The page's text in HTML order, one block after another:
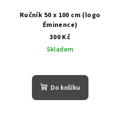
Ručník 50 x 100 cm (logo
Éminence)
300 Kč
Skladem
Do košíku